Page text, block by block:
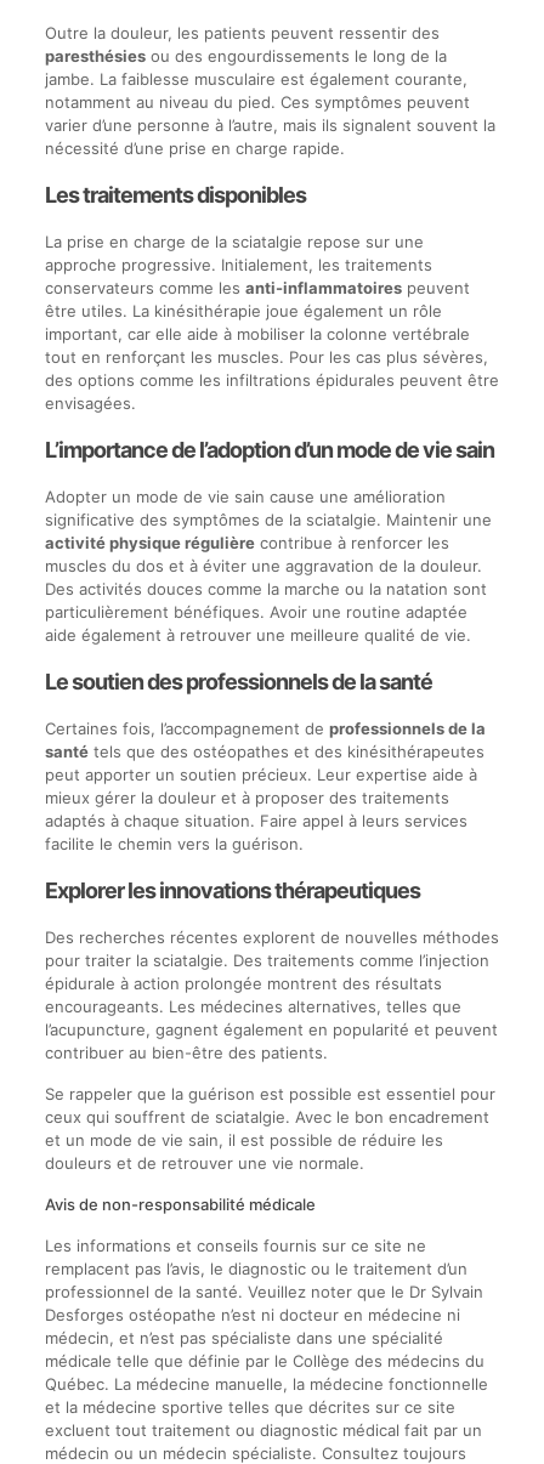
Outre la douleur, les patients peuvent ressentir des
paresthésiesou des engourdissements le long de la
jambe. La faiblesse musculaire est également courante,
notamment au niveau du pied. Ces symptômes peuvent
varier d’une personne à l’autre, mais ils signalent souvent la
nécessité d’une prise en charge rapide.
Les traitements disponibles
La prise en charge de la sciatalgie repose sur une
approche progressive. Initialement, les traitements
conservateurs comme les anti-inflammatoirespeuvent
être utiles. La kinésithérapie joue également un rôle
important, car elle aide à mobiliser la colonne vertébrale
tout en renforçant les muscles. Pour les cas plus sévères,
des options comme les infiltrations épidurales peuvent être
envisagées.
L’importance de l’adoption d’un mode de vie sain
Adopter un mode de vie sain cause une amélioration
significative des symptômes de la sciatalgie. Maintenir une
activité physique régulièrecontribue à renforcer les
muscles du dos et à éviter une aggravation de la douleur.
Des activités douces comme la marche ou la natation sont
particulièrement bénéfiques. Avoir une routine adaptée
aide également à retrouver une meilleure qualité de vie.
Le soutien des professionnels de la santé
Certaines fois, l’accompagnement de professionnels de la
santétels que des ostéopathes et des kinésithérapeutes
peut apporter un soutien précieux. Leur expertise aide à
mieux gérer la douleur et à proposer des traitements
adaptés à chaque situation. Faire appel à leurs services
facilite le chemin vers la guérison.
Explorer les innovations thérapeutiques
Des recherches récentes explorent de nouvelles méthodes
pour traiter la sciatalgie. Des traitements comme l’injection
épidurale à action prolongée montrent des résultats
encourageants. Les médecines alternatives, telles que
l’acupuncture, gagnent également en popularité et peuvent
contribuer au bien-être des patients.
Se rappeler que la guérison est possible est essentiel pour
ceux qui souffrent de sciatalgie. Avec le bon encadrement
et un mode de vie sain, il est possible de réduire les
douleurs et de retrouver une vie normale.
Avis de non-responsabilité médicale
Les informations et conseils fournis sur ce site ne
remplacent pas l’avis, le diagnostic ou le traitement d’un
professionnel de la santé. Veuillez noter que le Dr Sylvain
Desforges ostéopathe n’est ni docteur en médecine ni
médecin, et n’est pas spécialiste dans une spécialité
médicale telle que définie par le Collège des médecins du
Québec. La médecine manuelle, la médecine fonctionnelle
et la médecine sportive telles que décrites sur ce site
excluent tout traitement ou diagnostic médical fait par un
médecin ou un médecin spécialiste. Consultez toujours